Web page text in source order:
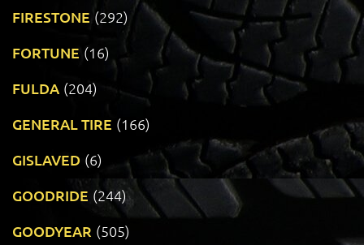
FIRESTONE (292)
FORTUNE (16)
FULDA (204)
GENERAL TIRE (166)
GISLAVED (6)
GOODRIDE (244)
GOODYEAR (505)